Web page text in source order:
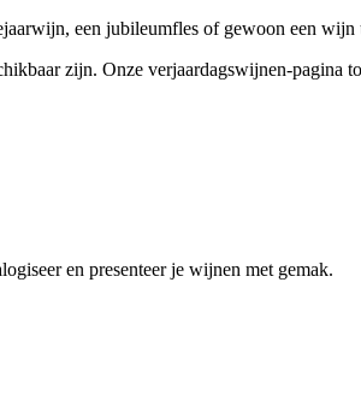
een jubileumfles of gewoon een
zijn. Onze verjaardagswijnen-pagina
en presenteer je wijnen met gemak.